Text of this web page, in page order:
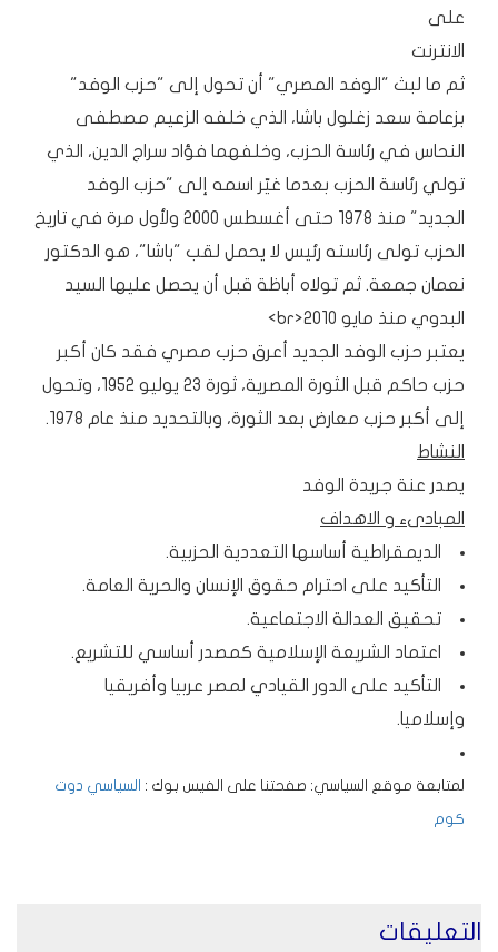
على
الانترنت
ثم ما لبث "الوفد المصري" أن تحول إلى "حزب الوفد"
بزعامة سعد زغلول باشا، الذي خلفه الزعيم مصطفى
النحاس في رئاسة الحزب، وخلفهما فؤاد سراج الدين، الذي
تولي رئاسة الحزب بعدما غيّر اسمه إلى "حزب الوفد
الجديد" منذ 1978 حتى أغسطس 2000 ولأول مرة في تاريخ
الحزب تولى رئاسته رئيس لا يحمل لقب "باشا"، هو الدكتور
نعمان جمعة. ثم تولاه أباظة قبل أن يحصل عليها السيد
البدوي منذ مايو 2010<br>
يعتبر حزب الوفد الجديد أعرق حزب مصري فقد كان أكبر
حزب حاكم قبل الثورة المصرية، ثورة 23 يوليو 1952، وتحول
إلى أكبر حزب معارض بعد الثورة، وبالتحديد منذ عام 1978.
النشاط
يصدر عنة جريدة الوفد
المبادىء و الاهداف
الديمقراطية أساسها التعددية الحزبية.
التأكيد على احترام حقوق الإنسان والحرية العامة.
تحقيق العدالة الاجتماعية.
اعتماد الشريعة الإسلامية كمصدر أساسي للتشريع.
التأكيد على الدور القيادي لمصر عربيا وأفريقيا
وإسلاميا.
لمتابعة موقع السياسي: صفحتنا على الفيس بوك : السياسي دوت
كوم
التعليقات